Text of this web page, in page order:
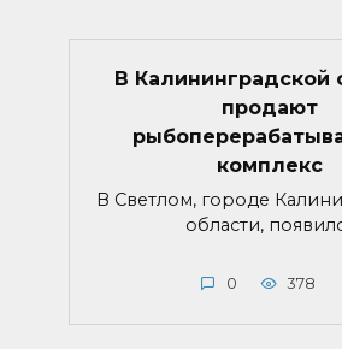
В Калининградской
продают
комплекс
В Светлом, городе
области,
0 378